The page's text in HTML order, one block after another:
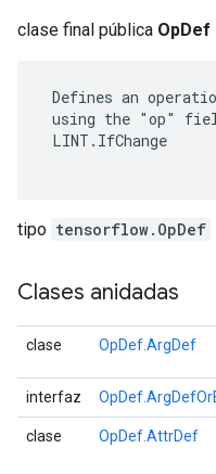
clase final pública OpDef
Defines an
using the "op"
LINT.IfChange
tipo tensorflow.OpDef
Clases anidadas
clase OpDef.ArgDef
interfaz
clase OpDef.AttrDef